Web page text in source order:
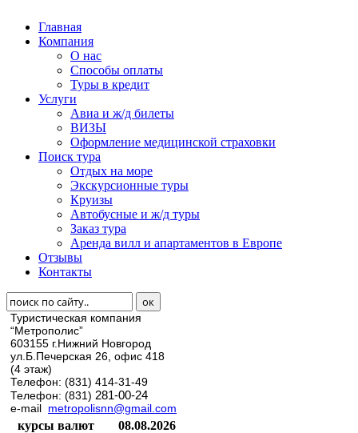
Главная
Компания
О нас
Способы оплаты
Туры в кредит
Услуги
Авиа и ж/д билеты
ВИЗЫ
Оформление медицинской страховки
Поиск тура
Отдых на море
Экскурсионные туры
Круизы
Автобусные и ж/д туры
Заказ тура
Аренда вилл и апартаментов в Европе
Отзывы
Контакты
Туристическая компания
“Метрополис”
603155 г.Нижний Новгород
ул.Б.Печерская 26, офис 418
(4 этаж)
Телефон: (831) 414-31-49
Телефон: (831) 281-00-24
e-mail metropolisnn@gmail.com
курсы валют
08.08.2026